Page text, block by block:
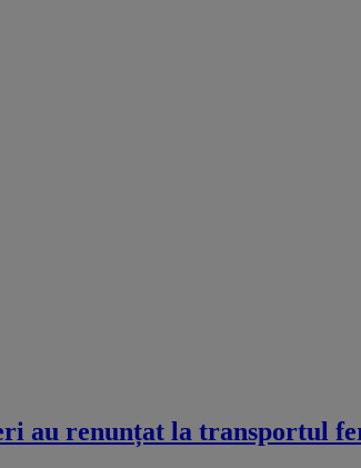
au renunțat la transportul